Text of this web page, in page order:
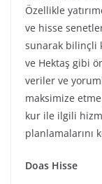
Özellikle
ve hisse
sunarak bilinçli
ve Hektaş gibi
veriler ve
maksimize
kur ile ilgili
planlamalarını
Doas Hisse